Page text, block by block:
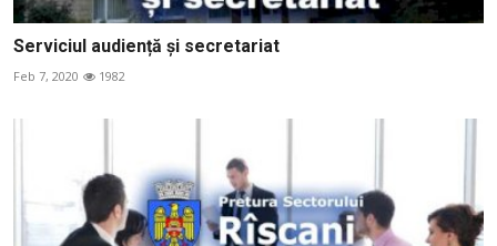
Serviciul audiență și secretariat
Feb 7, 2020 1982